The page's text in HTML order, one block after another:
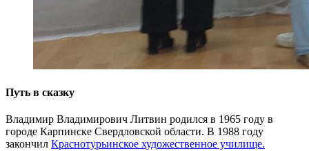
Путь в сказку
Владимир Владимирович Литвин родился в 1965 году в
городе Карпинске Свердловской области. В 1988 году
закончил Краснотурьинское художественное училище.